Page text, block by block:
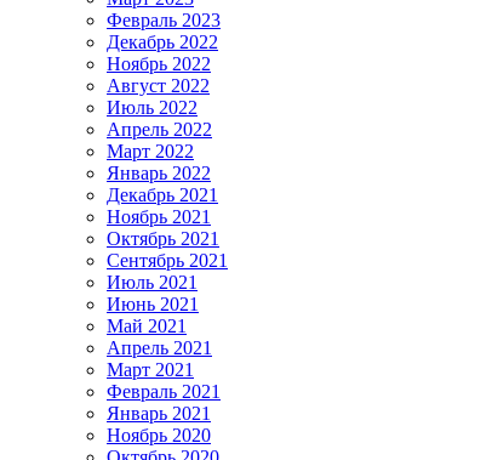
Февраль 2023
Декабрь 2022
Ноябрь 2022
Август 2022
Июль 2022
Апрель 2022
Март 2022
Январь 2022
Декабрь 2021
Ноябрь 2021
Октябрь 2021
Сентябрь 2021
Июль 2021
Июнь 2021
Май 2021
Апрель 2021
Март 2021
Февраль 2021
Январь 2021
Ноябрь 2020